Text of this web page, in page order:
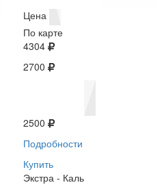
Цена
По карте
4304
2700
2500
Подробности
Купить
Экстра - Каль